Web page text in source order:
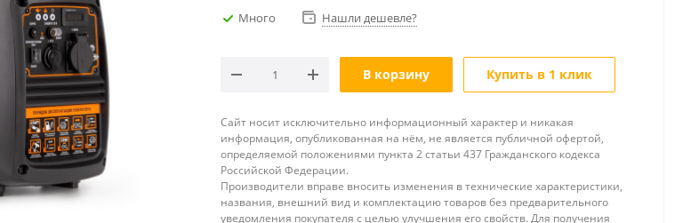
Много Нашли дешевле?
В корзину Купить в 1 клик
Сайт носит исключительно информационный характер и никакая
информация, опубликованная на нём, не является публичной офертой,
определяемой положениями пункта 2 статьи 437 Гражданского кодекса
Российской Федерации.
Производители вправе вносить изменения в технические характеристики,
названия, внешний вид и комплектацию товаров без предварительного
уведомления покупателя с целью улучшения его свойств. Для получения